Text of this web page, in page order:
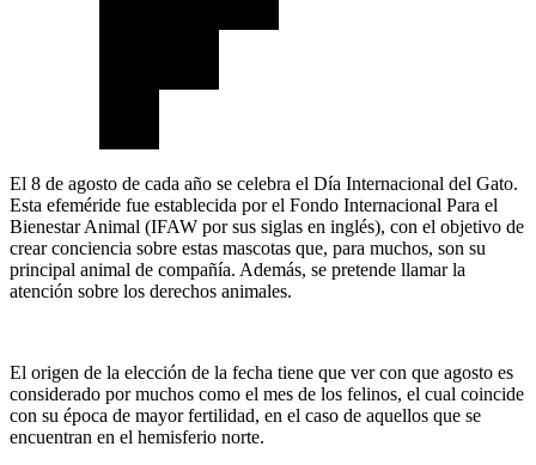
El 8 de agosto de cada año se celebra el Día Internacional del Gato.
Esta efeméride fue establecida por el Fondo Internacional Para el
Bienestar Animal (IFAW por sus siglas en inglés), con el objetivo de
crear conciencia sobre estas mascotas que, para muchos, son su
principal animal de compañía. Además, se pretende llamar la
atención sobre los derechos animales.
El origen de la elección de la fecha tiene que ver con que agosto es
considerado por muchos como el mes de los felinos, el cual coincide
con su época de mayor fertilidad, en el caso de aquellos que se
encuentran en el hemisferio norte.